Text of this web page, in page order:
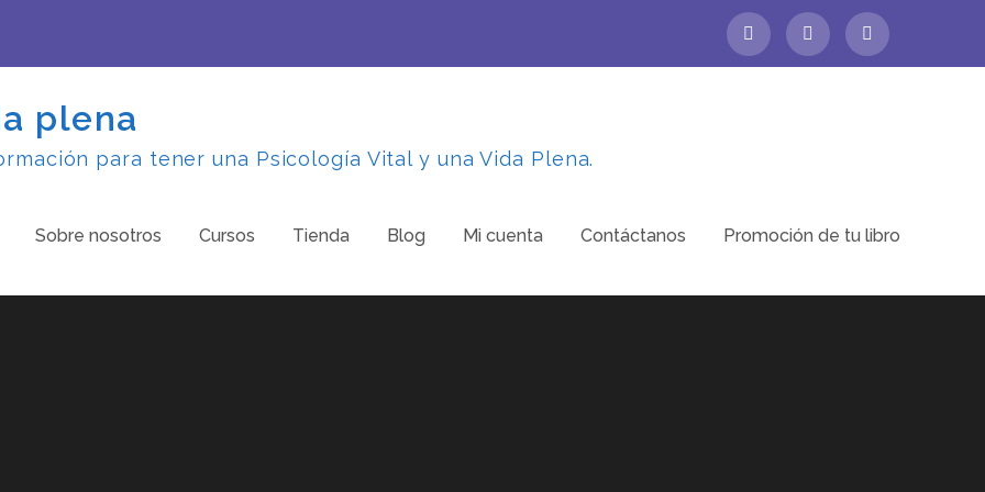
plena
para tener una Psicología Vital y una Vida Plena.
Sobre nosotros Cursos Tienda Blog Mi cuenta Contáctanos Promoción de tu libro